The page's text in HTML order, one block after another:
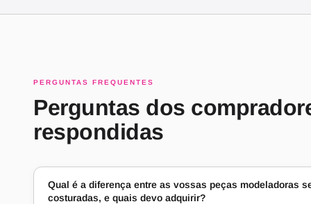
PERGUNTAS FREQUENTES
Perguntas dos
respondidas
Qual é a diferença entre as vossas peças modeladoras
costuradas, e quais devo adquirir?